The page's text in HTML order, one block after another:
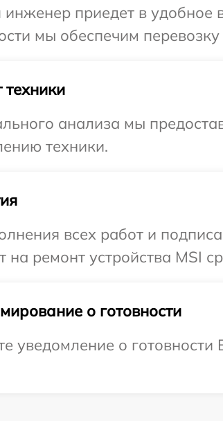
приедет в удобное
мы обеспечим
техники
анализа мы
техники.
всех работ и
на ремонт устройства MSI
о готовности
уведомление о